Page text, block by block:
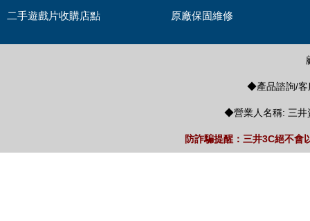
二手遊戲片收購店點
原廠保固維修
◆產品諮詢/客
◆營業人名稱: 三井
防詐騙提醒：三井3C絕不會